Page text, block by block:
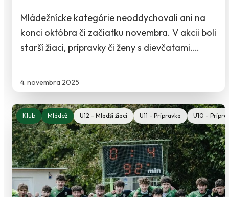
4. novembra 2025
Mládežnícke kategórie neoddychovali ani na
konci októbra či začiatku novembra. V akcii boli
starší žiaci, prípravky či ženy s dievčatami.…
Klub Mládež U12 - Mladší žiaci U11 - Prípravka U10 -